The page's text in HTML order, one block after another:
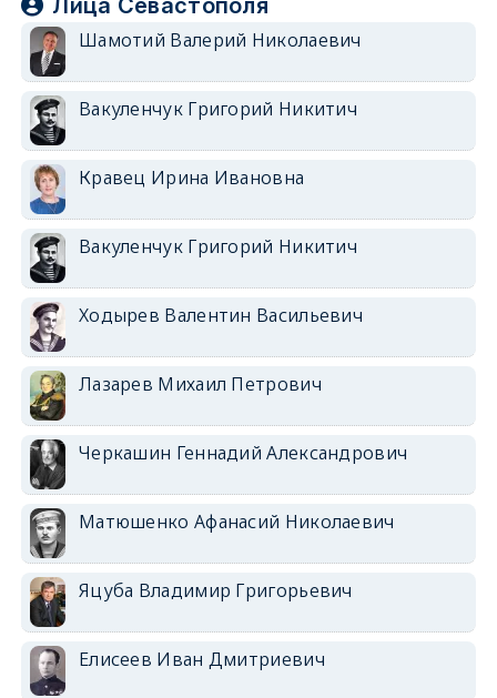
Лица Севастополя
Шамотий Валерий Николаевич
Вакуленчук Григорий Никитич
Кравец Ирина Ивановна
Вакуленчук Григорий Никитич
Ходырев Валентин Васильевич
Лазарев Михаил Петрович
Черкашин Геннадий Александрович
Матюшенко Афанасий Николаевич
Яцуба Владимир Григорьевич
Елисеев Иван Дмитриевич